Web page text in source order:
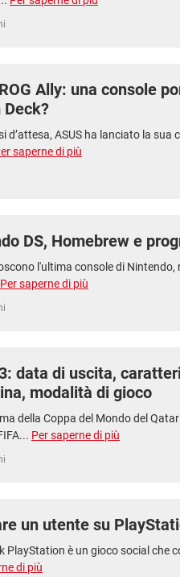
Ally: una console
Deck?
d’attesa, ASUS ha lanciato la sua
saperne di più
DS, Homebrew e
l'ultima console di Nintendo,
Per saperne di più
data di uscita,
modalità di gioco
della Coppa del Mondo del
Per saperne di più
un utente su
PlayStation è un gioco social che
di più